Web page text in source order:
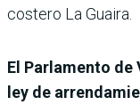
costero La Guaira.
El Parlamento de
ley de